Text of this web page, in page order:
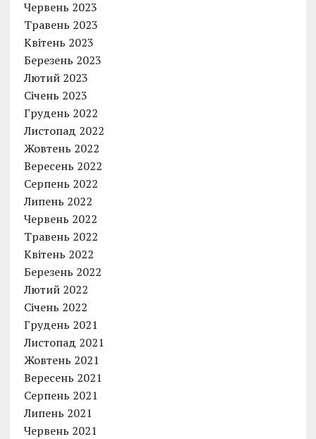
Червень 2023
Травень 2023
Квітень 2023
Березень 2023
Лютий 2023
Січень 2023
Грудень 2022
Листопад 2022
Жовтень 2022
Вересень 2022
Серпень 2022
Липень 2022
Червень 2022
Травень 2022
Квітень 2022
Березень 2022
Лютий 2022
Січень 2022
Грудень 2021
Листопад 2021
Жовтень 2021
Вересень 2021
Серпень 2021
Липень 2021
Червень 2021